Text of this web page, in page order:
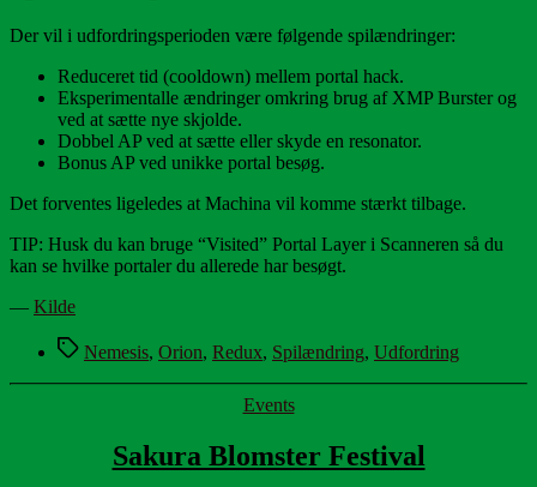
Der vil i udfordringsperioden være følgende spilændringer:
Reduceret tid (cooldown) mellem portal hack.
Eksperimentalle ændringer omkring brug af XMP Burster og
ved at sætte nye skjolde.
Dobbel AP ved at sætte eller skyde en resonator.
Bonus AP ved unikke portal besøg.
Det forventes ligeledes at Machina vil komme stærkt tilbage.
TIP: Husk du kan bruge “Visited” Portal Layer i Scanneren så du
kan se hvilke portaler du allerede har besøgt.
— Kilde
TagsNemesis, Orion, Redux, Spilændring, Udfordring
Kategorier
Events
Sakura Blomster Festival